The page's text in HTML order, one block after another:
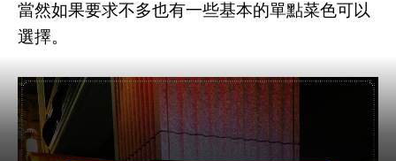
當然如果要求不多也有一些基本的單點菜色可以
選擇。